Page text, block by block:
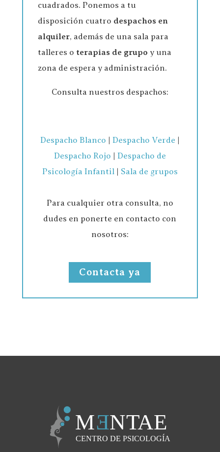
cuadrados. Ponemos a tu
disposición cuatro despachos en
alquiler, además de una sala para
talleres o terapias de grupo y una
zona de espera y administración.
Consulta nuestros despachos:
Despacho Blanco Despacho Verde
Despacho Rojo
Despacho de
Psicología Infantil| Sala de grupos
Para cualquier otra consulta, no
dudes en ponerte en contacto con
nosotros:
Contacta ya